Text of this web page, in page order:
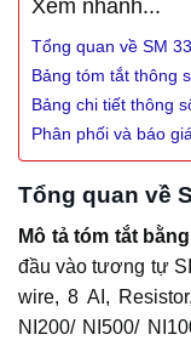
Xem nhanh...
Tổng quan về SM
Bảng tóm tắt thông
Bảng chi tiết thông
Phân phối và báo
Tổng quan về
Mô tả tóm tắt
đầu vào tương tự
wire, 8 AI,
NI200/ NI500/